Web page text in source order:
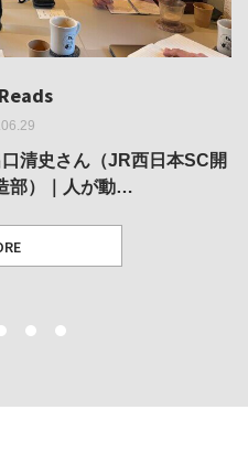
清史さん（JR西日本SC開
部）｜人が動…
津庸一は、「大阪のゆかり
ができたのか…
覧会の残像
個展「余りの風景」
の線——「ライフライン」
4 5